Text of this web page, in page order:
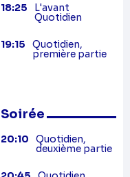
18:25 L'avant
Quotidien
19:15 Quotidien,
première partie
Soirée
20:10 Quotidien,
deuxième partie